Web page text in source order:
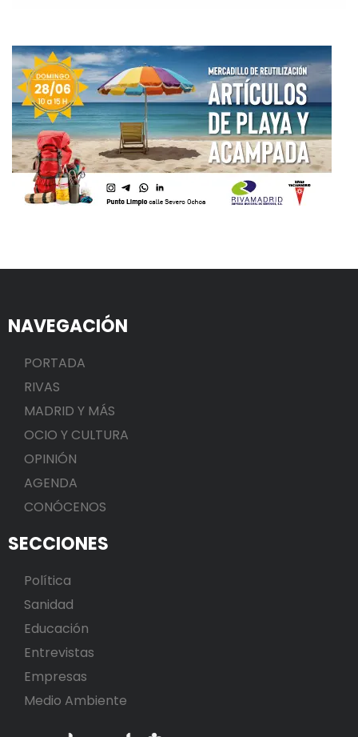
NAVEGACIÓN
PORTADA
RIVAS
MADRID Y MÁS
OCIO Y CULTURA
OPINIÓN
AGENDA
CONÓCENOS
SECCIONES
Política
Sanidad
Educación
Entrevistas
Empresas
Medio Ambiente